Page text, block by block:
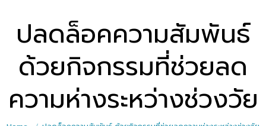
ปลดล็อคความสัมพันธ์
ด้วยกิจกรรมที่ช่วยลด
ความห่างระหว่างช่วงวัย